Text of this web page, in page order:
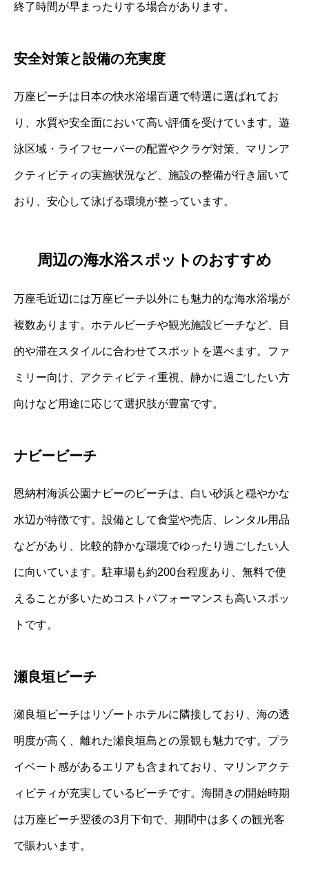
終了時間が早まったりする場合があります。
安全対策と設備の充実度
万座ビーチは日本の快水浴場百選で特選に選ばれてお
り、水質や安全面において高い評価を受けています。遊
泳区域・ライフセーバーの配置やクラゲ対策、マリンア
クティビティの実施状況など、施設の整備が行き届いて
おり、安心して泳げる環境が整っています。
周辺の海水浴スポットのおすすめ
万座毛近辺には万座ビーチ以外にも魅力的な海水浴場が
複数あります。ホテルビーチや観光施設ビーチなど、目
的や滞在スタイルに合わせてスポットを選べます。ファ
ミリー向け、アクティビティ重視、静かに過ごしたい方
向けなど用途に応じて選択肢が豊富です。
ナビービーチ
恩納村海浜公園ナビーのビーチは、白い砂浜と穏やかな
水辺が特徴です。設備として食堂や売店、レンタル用品
などがあり、比較的静かな環境でゆったり過ごしたい人
に向いています。駐車場も約200台程度あり、無料で使
えることが多いためコストパフォーマンスも高いスポッ
トです。
瀬良垣ビーチ
瀬良垣ビーチはリゾートホテルに隣接しており、海の透
明度が高く、離れた瀬良垣島との景観も魅力です。プラ
イベート感があるエリアも含まれており、マリンアクテ
ィビティが充実しているビーチです。海開きの開始時期
は万座ビーチ翌後の3月下旬で、期間中は多くの観光客
で賑わいます。